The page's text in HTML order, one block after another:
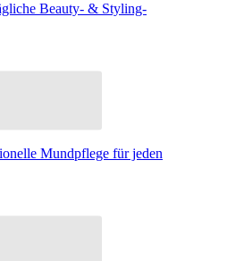
Beauty- & Styling-
Mundpflege für jeden